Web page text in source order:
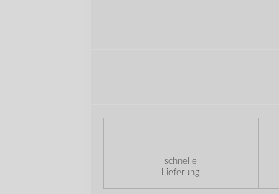
schnelle
Lieferung